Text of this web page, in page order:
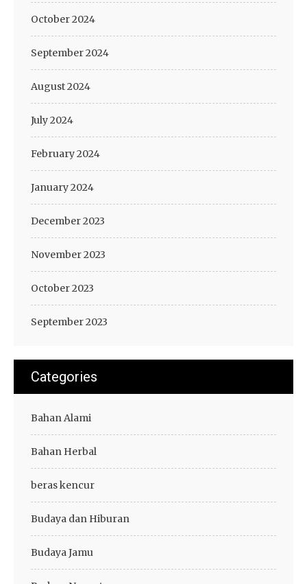
October 2024
September 2024
August 2024
July 2024
February 2024
January 2024
December 2023
November 2023
October 2023
September 2023
Categories
Bahan Alami
Bahan Herbal
beras kencur
Budaya dan Hiburan
Budaya Jamu